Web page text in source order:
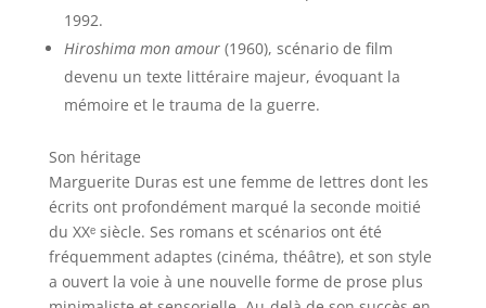
1992.
Hiroshima mon amour(1960), scénario de film
devenu un texte littéraire majeur, évoquant la
mémoire et le trauma de la guerre.
Son héritage
Marguerite Duras est une femme de lettres dont les
écrits ont profondément marqué la seconde moitié
du XXᵉ siècle. Ses romans et scénarios ont été
fréquemment adaptes (cinéma, théâtre), et son style
a ouvert la voie à une nouvelle forme de prose plus